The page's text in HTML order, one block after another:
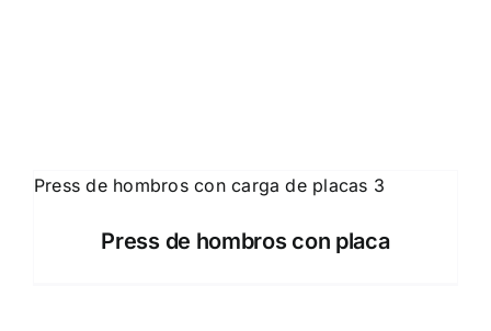
Press de hombros con placa